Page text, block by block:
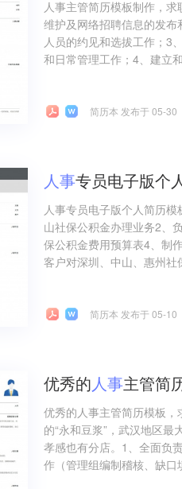
人事主管简历模板制作，求
维护及网络招聘信息的发
人员的约见和选拔工作；3
和日常管理工作；4、建立
简历本 发布于 05-30
人事专员电子版个
人事专员电子版个人简历
山社保公积金办理业务2、
保公积金费用预算表4、制
客户对深圳、中山、惠州
简历本 发布于 05-10
优秀的人事主管简
优秀的人事主管简历模板
的“永和豆浆”，武汉地区最
孝感也有分店。1、全面负
作（管理组编制稽核、缺